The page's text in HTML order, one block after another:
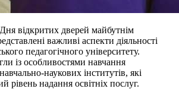
відкритих дверей майбутнім
важливі аспекти діяльності
педагогічного університету.
із особливостями навчання
наукових інститутів, які
рівень надання освітніх послуг.